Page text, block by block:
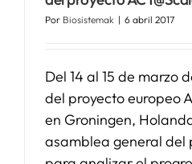
APOYO I+D+I
NOTICIAS
Por Biosistemak | 6 abril 2017
Del 14 al 15 de marzo
del proyecto europeo
en Groningen,
asamblea general del